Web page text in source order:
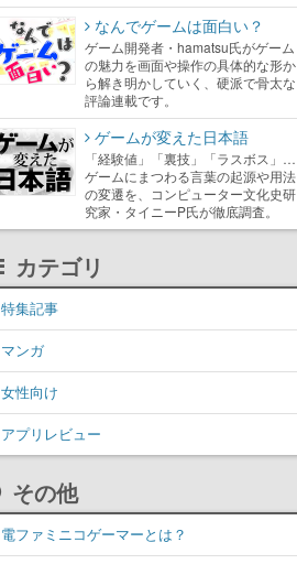
なんでゲームは面白い？
ゲーム開発者・hamatsu氏がゲーム
の魅力を画面や操作の具体的な形か
ら解き明かしていく、硬派で骨太な
評論連載です。
ゲームが変えた日本語
「経験値」「裏技」「ラスボス」…
ゲームにまつわる言葉の起源や用法
の変遷を、コンピューター文化史研
究家・タイニーP氏が徹底調査。
カテゴリ
特集記事
マンガ
女性向け
アプリレビュー
その他
電ファミニコゲーマーとは？